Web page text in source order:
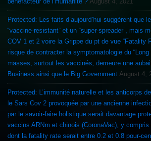
Protected: Les faits d’aujourd’hui suggèrent que
“vaccine-resistant” et un “super-spreader”, mais
COV 1 et 2 voire la Grippe du pt de vue “Fatality
risque de contracter la symptomatologie du “Long
masses, surtout les vaccinés, demeure une
Business ainsi que le Big Government August 4,
Protected: L’immunité naturelle et les anticorps
le Sars Cov 2 provoquée par une ancienne
par le savoir-faire holistique serait davantage protectrice que les
vaccins ARNm et chinois (CoronaVac), y
dont la fatality rate serait entre 0.2 et 0.8 pour-